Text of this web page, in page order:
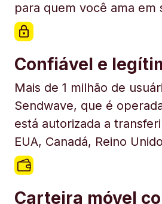
para quem você ama em
Confiável e
Mais de 1 milhão de
Sendwave, que é
está autorizada a
EUA, Canadá, Reino
Carteira móvel